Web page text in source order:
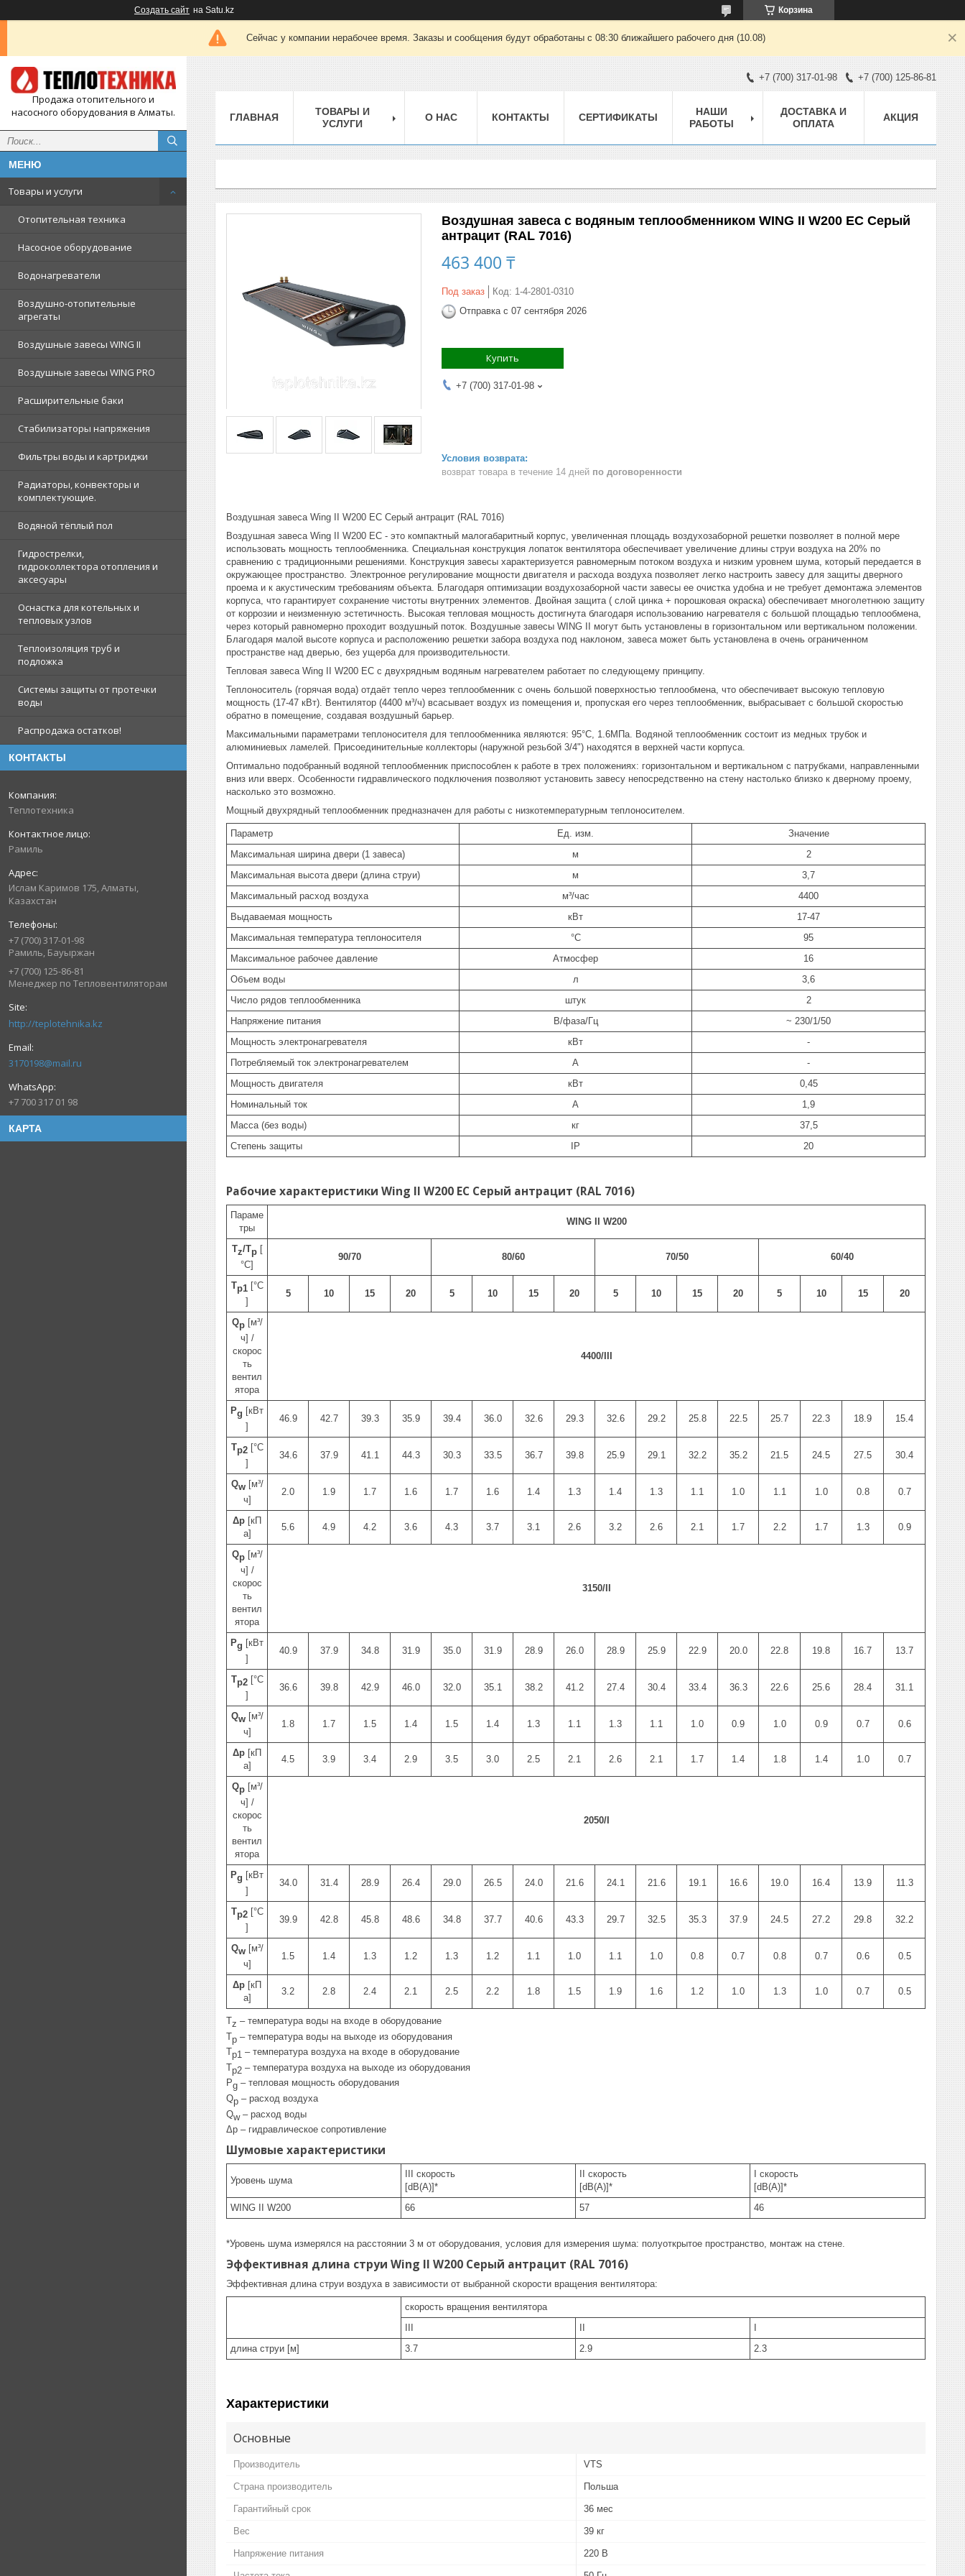
Создать сайт на Satu.kz Корзина
Сейчас у компании нерабочее время. Заказы и сообщения будут обработаны с 08:30 ближайшего рабочего дня (10.08)
Продажа отопительного и
насосного оборудования в Алматы.
Товары и услуги
Отопительная техника
Насосное оборудование
Водонагреватели
Воздушно-отопительные
агрегаты
Воздушные завесы WING II
Воздушные завесы WING PRO
Расширительные баки
Стабилизаторы напряжения
Фильтры воды и картриджи
Радиаторы, конвекторы и
комплектующие.
Водяной тёплый пол
Гидрострелки,
гидроколлектора отопления и
аксесуары
Оснастка для котельных и
тепловых узлов
Теплоизоляция труб и
подложка
Системы защиты от протечки
воды
Распродажа остатков!
КОНТАКТЫ
Теплотехника
Рамиль
Ислам Каримов 175, Алматы,
Казахстан
+7 (700) 317-01-98
Рамиль, Бауыржан
+7 (700) 125-86-81
Менеджер по Тепловентиляторам
http://teplotehnika.kz
3170198@mail.ru
+7 700 317 01 98
КАРТА
+7 (700) 317-01-98 +7 (700) 125-86-81
ГЛАВНАЯ
ТОВАРЫ И
УСЛУГИ
О НАС КОНТАКТЫ СЕРТИФИКАТЫ
НАШИ
РАБОТЫ
ДОСТАВКА И
ОПЛАТА
АКЦИЯ
Воздушная завеса с водяным теплообменником WING II W200 EC Серый
антрацит (RAL 7016)
463 400 ₸
Под заказ Код: 1-4-2801-0310
Отправка с 07 сентября 2026
Купить
+7 (700) 317-01-98
возврат товара в течение 14 дней по договоренности
Воздушная завеса Wing II W200 EC Серый антрацит (RAL 7016)
Воздушная завеса Wing II W200 EC - это компактный малогабаритный корпус, увеличенная площадь воздухозаборной решетки позволяет в полной мере
использовать мощность теплообменника. Специальная конструкция лопаток вентилятора обеспечивает увеличение длины струи воздуха на 20% по
сравнению с традиционными решениями. Конструкция завесы характеризуется равномерным потоком воздуха и низким уровнем шума, который передается в
окружающее пространство. Электронное регулирование мощности двигателя и расхода воздуха позволяет легко настроить завесу для защиты дверного
проема и к акустическим требованиям объекта. Благодаря оптимизации воздухозаборной части завесы ее очистка удобна и не требует демонтажа элементов
корпуса, что гарантирует сохранение чистоты внутренних элементов. Двойная защита ( слой цинка + порошковая окраска) обеспечивает многолетнюю защиту
от коррозии и неизменную эстетичность. Высокая тепловая мощность достигнута благодаря использованию нагревателя с большой площадью теплообмена,
через который равномерно проходит воздушный поток. Воздушные завесы WING II могут быть установлены в горизонтальном или вертикальном положении.
Благодаря малой высоте корпуса и расположению решетки забора воздуха под наклоном, завеса может быть установлена в очень ограниченном
пространстве над дверью, без ущерба для производительности.
Тепловая завеса Wing II W200 EC с двухрядным водяным нагревателем работает по следующему принципу.
Теплоноситель (горячая вода) отдаёт тепло через теплообменник с очень большой поверхностью теплообмена, что обеспечивает высокую тепловую
мощность (17-47 кВт). Вентилятор (4400 м³/ч) всасывает воздух из помещения и, пропуская его через теплообменник, выбрасывает с большой скоростью
обратно в помещение, создавая воздушный барьер.
Максимальными параметрами теплоносителя для теплообменника являются: 95°С, 1.6МПа. Водяной теплообменник состоит из медных трубок и
алюминиевых ламелей. Присоединительные коллекторы (наружной резьбой 3/4") находятся в верхней части корпуса.
Оптимально подобранный водяной теплообменник приспособлен к работе в трех положениях: горизонтальном и вертикальном с патрубками, направленными
вниз или вверх. Особенности гидравлического подключения позволяют установить завесу непосредственно на стену настолько близко к дверному проему,
насколько это возможно.
Мощный двухрядный теплообменник предназначен для работы с низкотемпературным теплоносителем.
Параметр Ед. изм.
Значение
Максимальная ширина двери (1 завеса)
м
2
Максимальная высота двери (длина струи)
м
3,7
Максимальный расход воздуха
м³/час
4400
Выдаваемая мощность
кВт
17-47
Максимальная температура теплоносителя
°C
95
Максимальное рабочее давление
Атмосфер
16
Объем воды
л
3,6
Число рядов теплообменника
штук
2
Напряжение питания
В/фаза/Гц
~ 230/1/50
Мощность электронагревателя
кВт
-
Потребляемый ток электронагревателем
A
-
Мощность двигателя
кВт
0,45
Номинальный ток
A
1,9
Масса (без воды)
кг
37,5
Степень защиты
IP 20
Рабочие характеристики Wing II W200 EC Серый антрацит (RAL 7016)
Параме
тры
WING II W200
Tz/Tp [
°C]
90/70 80/60 70/50 60/40
Tp1 [°C
]
5 10 15 20 5 10 15 20 5 10 15 20 5 10 15 20
Qp [м³/
ч] /
скорос
ть
вентил
ятора
4400/III
Pg [кВт
]
46.9 42.7 39.3 35.9 39.4 36.0 32.6 29.3 32.6 29.2 25.8 22.5 25.7 22.3 18.9 15.4
Tp2[°C
]
34.6 37.9 41.1 44.3 30.3 33.5 36.7 39.8 25.9 29.1 32.2 35.2 21.5 24.5 27.5 30.4
Qw[м³/
ч]
2.0 1.9 1.7 1.6 1.7 1.6 1.4 1.3 1.4 1.3 1.1 1.0 1.1 1.0 0.8 0.7
Δp [кП
а]
5.6 4.9 4.2 3.6 4.3 3.7 3.1 2.6 3.2 2.6 2.1 1.7 2.2 1.7 1.3 0.9
Qp [м³/
ч] /
скорос
ть
вентил
ятора
3150/II
Pg [кВт
]
40.9 37.9 34.8 31.9 35.0 31.9 28.9 26.0 28.9 25.9 22.9 20.0 22.8 19.8 16.7 13.7
Tp2[°C
]
36.6 39.8 42.9 46.0 32.0 35.1 38.2 41.2 27.4 30.4 33.4 36.3 22.6 25.6 28.4 31.1
Qw[м³/
ч]
1.8 1.7 1.5 1.4 1.5 1.4 1.3 1.1 1.3 1.1 1.0 0.9 1.0 0.9 0.7 0.6
Δp [кП
а]
4.5 3.9 3.4 2.9 3.5 3.0 2.5 2.1 2.6 2.1 1.7 1.4 1.8 1.4 1.0 0.7
Qp [м³/
ч] /
скорос
ть
вентил
ятора
2050/I
Pg [кВт
]
34.0 31.4 28.9 26.4 29.0 26.5 24.0 21.6 24.1 21.6 19.1 16.6 19.0 16.4 13.9 11.3
Tp2[°C
]
39.9 42.8 45.8 48.6 34.8 37.7 40.6 43.3 29.7 32.5 35.3 37.9 24.5 27.2 29.8 32.2
Qw[м³/
ч]
1.5 1.4 1.3 1.2 1.3 1.2 1.1 1.0 1.1 1.0 0.8 0.7 0.8 0.7 0.6 0.5
Δp [кП
а]
3.2 2.8 2.4 2.1 2.5 2.2 1.8 1.5 1.9 1.6 1.2 1.0 1.3 1.0 0.7 0.5
Tz – температура воды на входе в оборудование
Tp – температура воды на выходе из оборудования
Tp1 – температура воздуха на входе в оборудование
Tp2 – температура воздуха на выходе из оборудования
Pg – тепловая мощность оборудования
Qp – расход воздуха
Qw– расход воды
Δp – гидравлическое сопротивление
Шумовые характеристики
Уровень шума
III скорость
[dB(A)]*
II скорость
[dB(A)]*
I скорость
[dB(A)]*
WING II W200
66 57 46
*Уровень шума измерялся на расстоянии 3 м от оборудования, условия для измерения шума: полуоткрытое пространство, монтаж на стене.
Эффективная длина струи Wing II W200 Серый антрацит (RAL 7016)
Эффективная длина струи воздуха в зависимости от выбранной скорости вращения вентилятора:
скорость вращения вентилятора
длина струи [м]
3.7 2.9 2.3
Характеристики
Основные
Производитель VTS
Страна производитель Польша
Гарантийный срок 36 мес
Вес 39 кг
Напряжение питания 220 В